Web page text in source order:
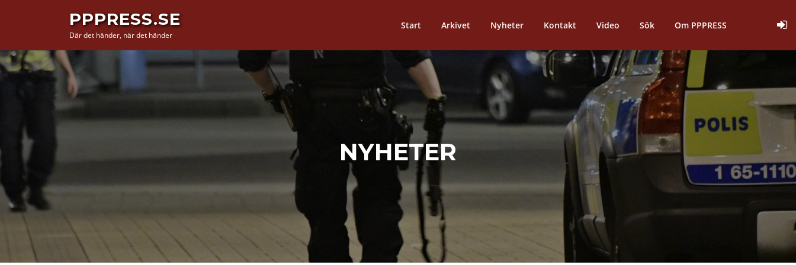
PPPRESS.SE
Där det händer, när det händer
Start Arkivet Nyheter Kontakt Video Sök Om PPPRESS
NYHETER